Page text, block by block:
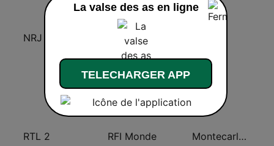
NRJ CHERIE FM
RTL 2 RFI Monde Montecarlo al doualiya (مونت كارلو الدولية)
La valse des as en ligne
TELECHARGER APP